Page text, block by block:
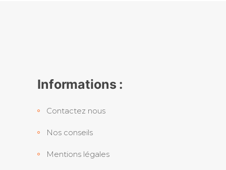
Informations :
Contactez nous
Nos conseils
Mentions légales